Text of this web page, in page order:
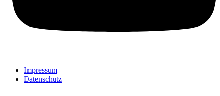
Impressum
Datenschutz